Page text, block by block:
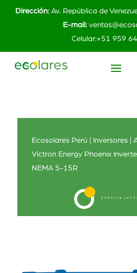
Dirección: Av. República de
E-mail:
Celular:+51 959
Ecosolares Perú Inversores|
Victron Energy Phoenix
NEMA 5-15R